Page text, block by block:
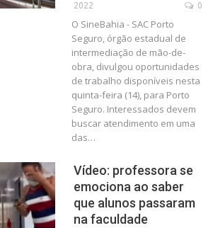
2022
0
O SineBahia - SAC Porto
Seguro, órgão estadual de
intermediação de mão-de-
obra, divulgou oportunidades
de trabalho disponíveis nesta
quinta-feira (14), para Porto
Seguro. Interessados devem
buscar atendimento em uma
das…
Vídeo: professora se
emociona ao saber
que alunos passaram
na faculdade